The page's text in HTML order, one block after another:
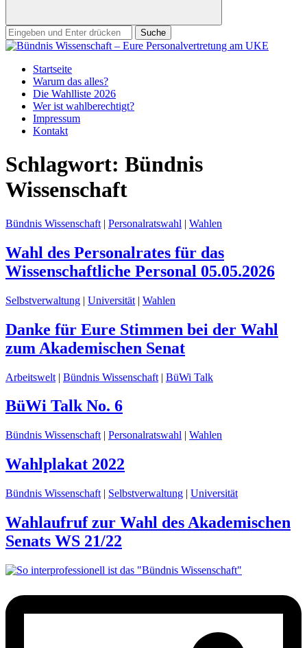
Suchen
nach:
Startseite
Warum das alles?
Die Wahlliste 2026
Wer ist wahlberechtigt?
Impressum
Kontakt
Schlagwort: Bündnis
Wissenschaft
Bündnis Wissenschaft | Personalratswahl | Wahlen
Wahl des Personalrates für das
Wissenschaftliche Personal 05.05.2026
Selbstverwaltung | Universität | Wahlen
Danke für Eure Stimmen bei der Wahl
zum Akademischen Senat
Arbeitswelt | Bündnis Wissenschaft | BüWi Talk
BüWi Talk No. 6
Bündnis Wissenschaft | Personalratswahl | Wahlen
Wahlplakat 2022
Bündnis Wissenschaft | Selbstverwaltung | Universität
Wahlaufruf zur Wahl des Akademischen
Senats WS 21/22